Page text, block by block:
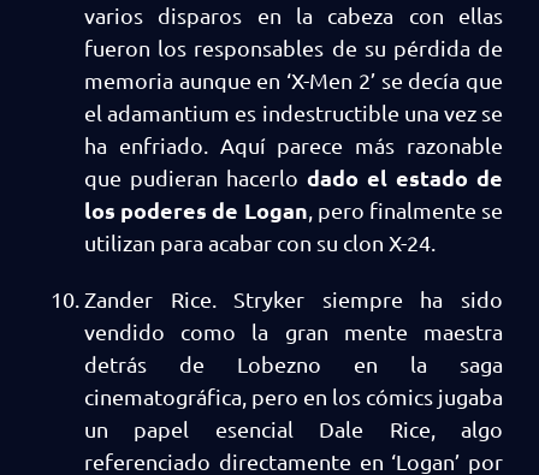
varios disparos en la cabeza con ellas
fueron los responsables de su pérdida de
memoria aunque en ‘X-Men 2’ se decía que
el adamantium es indestructible una vez se
ha enfriado. Aquí parece más razonable
que pudieran hacerlo dado el estado de
los poderes de Logan , pero finalmente se
utilizan para acabar con su clon X-24.
Zander Rice. Stryker siempre ha sido
vendido como la gran mente maestra
detrás de Lobezno en la saga
cinematográfica, pero en los cómics jugaba
un papel esencial Dale Rice, algo
referenciado directamente en ‘Logan’ por